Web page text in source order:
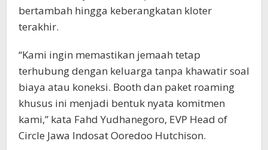
bertambah hingga keberangkatan kloter
terakhir.
“Kami ingin memastikan jemaah tetap
terhubung dengan keluarga tanpa khawatir soal
biaya atau koneksi. Booth dan paket roaming
khusus ini menjadi bentuk nyata komitmen
kami,” kata Fahd Yudhanegoro, EVP Head of
Circle Jawa Indosat Ooredoo Hutchison.